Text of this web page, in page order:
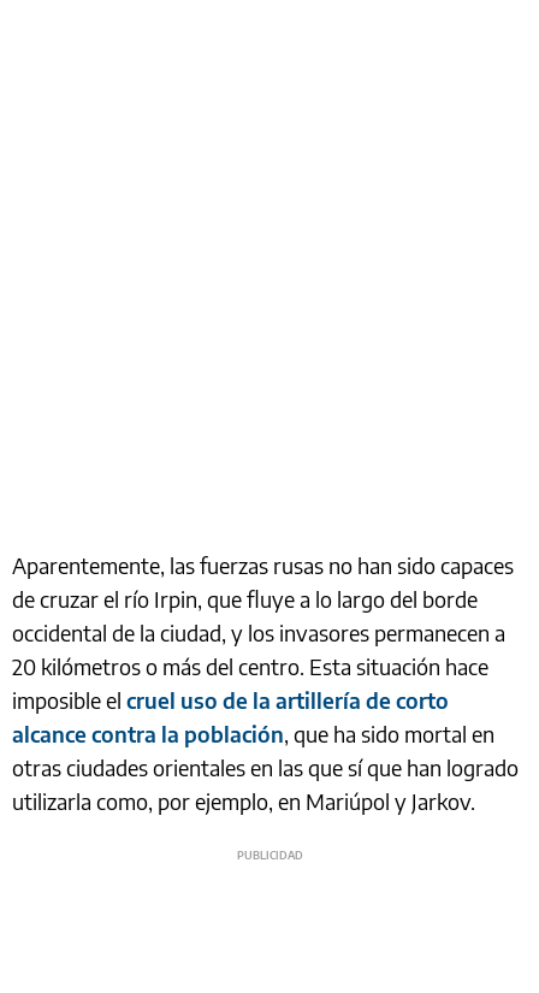
Aparentemente, las fuerzas rusas no han sido capaces
de cruzar el río Irpin, que fluye a lo largo del borde
occidental de la ciudad, y los invasores permanecen a
20 kilómetros o más del centro. Esta situación hace
imposible el cruel uso de la artillería de corto
alcance contra la población, que ha sido mortal en
otras ciudades orientales en las que sí que han logrado
utilizarla como, por ejemplo, en Mariúpol y Jarkov.